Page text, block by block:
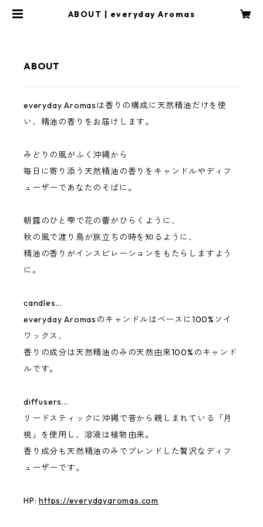
ABOUT | everyday Aromas
ABOUT
everyday Aromasは香りの構成に天然精油だけを使
い、精油の香りをお届けします。
みどりの風がふく沖縄から
毎日に寄り添う天然精油の香りをキャンドルやディフ
ューザーであなたのそばに。
朝露のひと雫で花の蕾がひらくように、
秋の風で渡り鳥が旅立ちの時を知るように、
精油の香りがインスピレーションをもたらしますよう
に。
candles...
everyday Aromasのキャンドルはベースに100%ソイ
ワックス、
香りの成分は天然精油のみの天然由来100%のキャンド
ルです。
diffusers...
リードスティックに沖縄で昔から親しまれている「月
桃」を使用し、溶液は植物由来。
香り成分も天然精油のみでブレンドした贅沢なディフ
ューザーです。
HP:https://everydayaromas.com